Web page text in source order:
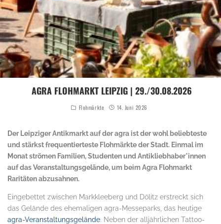
AGRA FLOHMARKT LEIPZIG | 29./30.08.2026
Flohmärkte 14. Juni 2026
Der Leipziger Antikmarkt auf der agra ist der wohl beliebteste
und stärkst frequentierteste Flohmärkte der Stadt. Einmal im
Monat strömen Familien, Studenten und Antikliebhaber*innen
auf das Veranstaltungsgelände, um beim Agra Flohmarkt
Raritäten abzusahnen.
Eingebettet zwischen Markkleeberg und Dölitz erstreckt sich
das Gelände des ehemaligen agra-Messeparks, das heutige
agra-Veranstaltungsgelände. Neben der alljährlichen Tattoo-